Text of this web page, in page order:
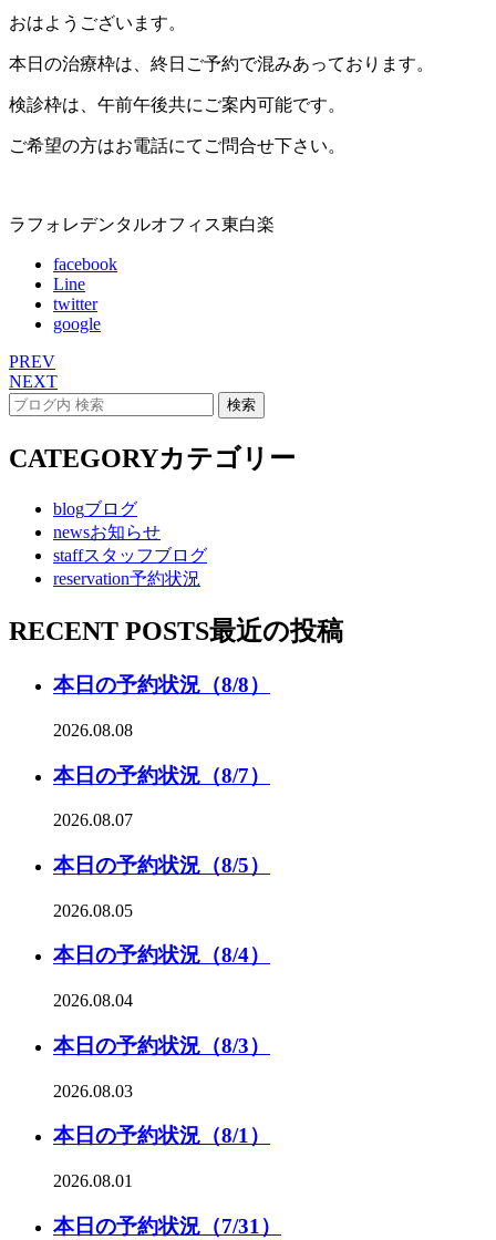
おはようございます。
本日の治療枠は、終日ご予約で混みあっております。
検診枠は、午前午後共にご案内可能です。
ご希望の方はお電話にてご問合せ下さい。
ラフォレデンタルオフィス東白楽
facebook
Line
twitter
google
PREV
NEXT
CATEGORYカテゴリー
blogブログ
newsお知らせ
staffスタッフブログ
reservation予約状況
RECENT POSTS最近の投稿
本日の予約状況（8/8）
2026.08.08
本日の予約状況（8/7）
2026.08.07
本日の予約状況（8/5）
2026.08.05
本日の予約状況（8/4）
2026.08.04
本日の予約状況（8/3）
2026.08.03
本日の予約状況（8/1）
2026.08.01
本日の予約状況（7/31）